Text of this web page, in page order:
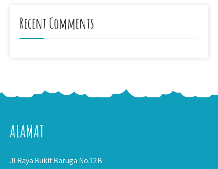
Recent Comments
ALAMAT
Jl Raya Bukit Baruga No.12B